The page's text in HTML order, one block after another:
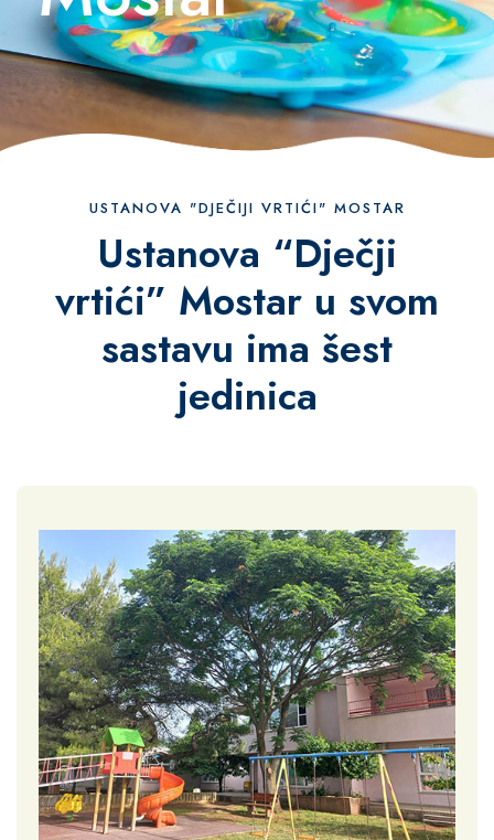
USTANOVA "DJEČIJI VRTIĆI" MOSTAR
Ustanova “Dječji
vrtići” Mostar u svom
sastavu ima šest
jedinica